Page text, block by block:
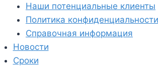
Наши потенциальные клиенты
Политика конфиденциальности
Справочная информация
Новости
Сроки